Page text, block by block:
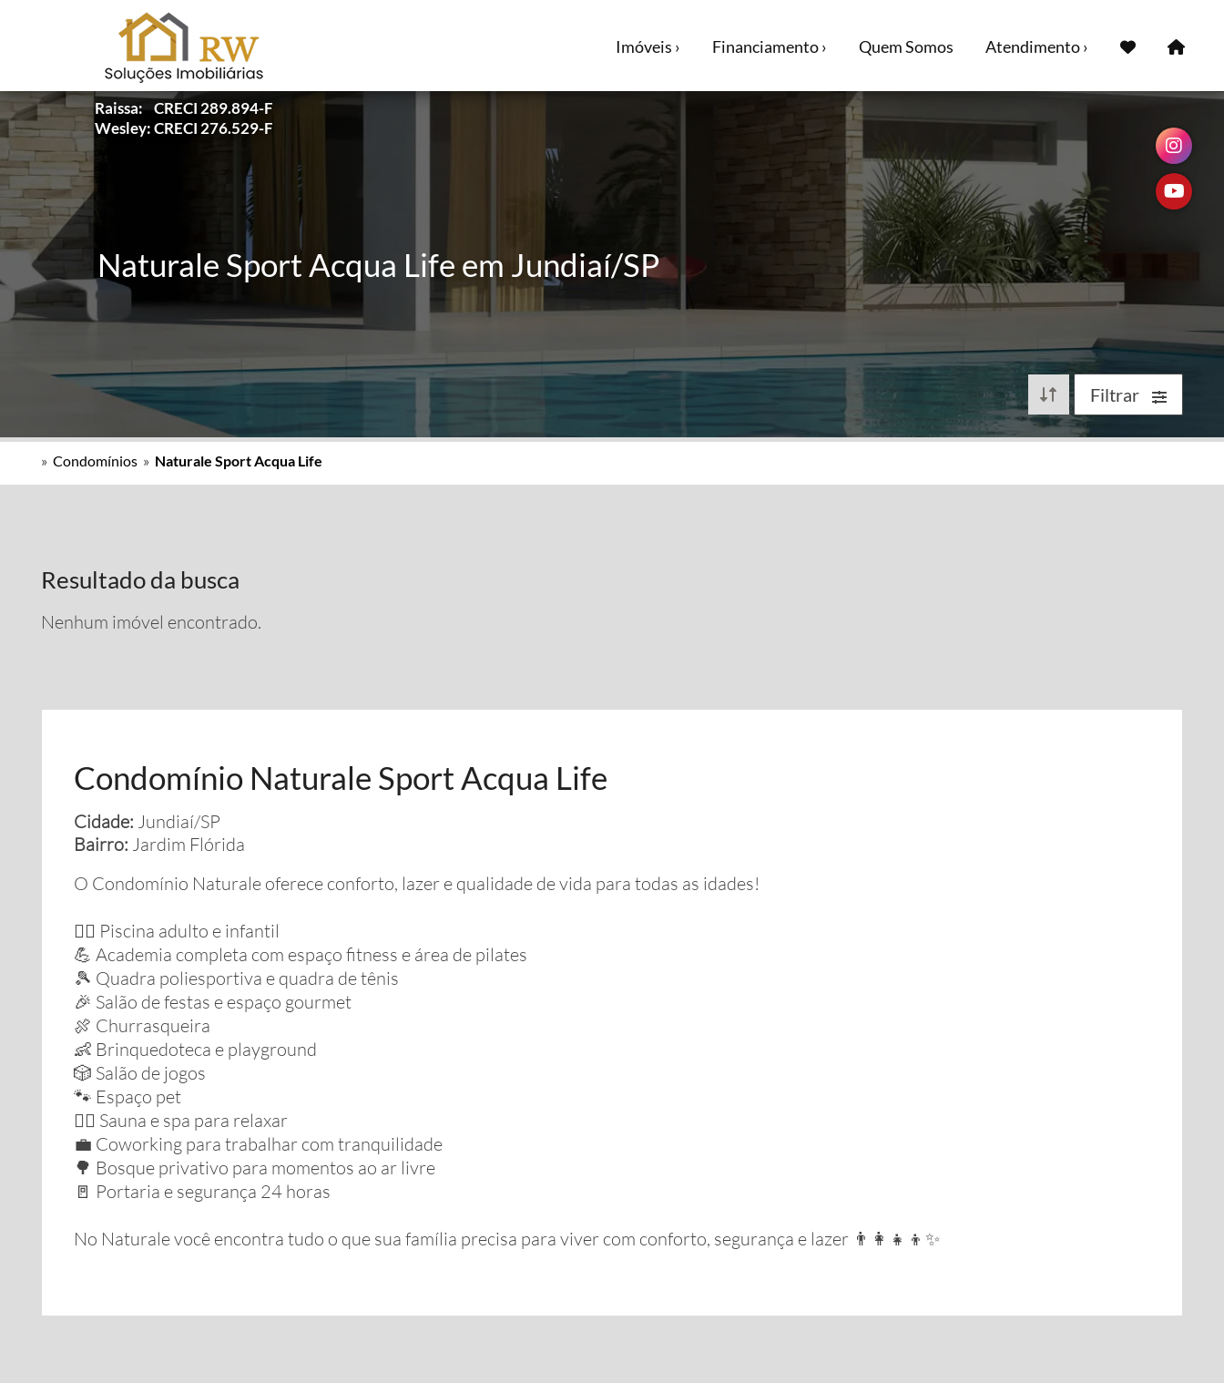
Raissa: CRECI 289.894-F
Wesley: CRECI 276.529-F
Imóveis › Financiamento › Quem Somos Atendimento ›
Naturale Sport Acqua Life em Jundiaí/SP
Filtrar
» Condomínios » Naturale Sport Acqua Life
Resultado da busca
Nenhum imóvel encontrado.
Condomínio Naturale Sport Acqua Life
Cidade: Jundiaí/SP
Bairro: Jardim Flórida
O Condomínio Naturale oferece conforto, lazer e qualidade de vida para todas as idades!
🏊‍♂️ Piscina adulto e infantil
💪 Academia completa com espaço fitness e área de pilates
🎾 Quadra poliesportiva e quadra de tênis
🎉 Salão de festas e espaço gourmet
🍖 Churrasqueira
👶 Brinquedoteca e playground
🎲 Salão de jogos
🐾 Espaço pet
🧖‍♂️ Sauna e spa para relaxar
💼 Coworking para trabalhar com tranquilidade
🌳 Bosque privativo para momentos ao ar livre
🚪 Portaria e segurança 24 horas
No Naturale você encontra tudo o que sua família precisa para viver com conforto, segurança e lazer 👨‍👩‍👧‍👦✨